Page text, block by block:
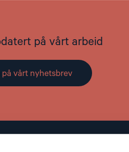
på vårt arbeid
på vårt nyhetsbrev